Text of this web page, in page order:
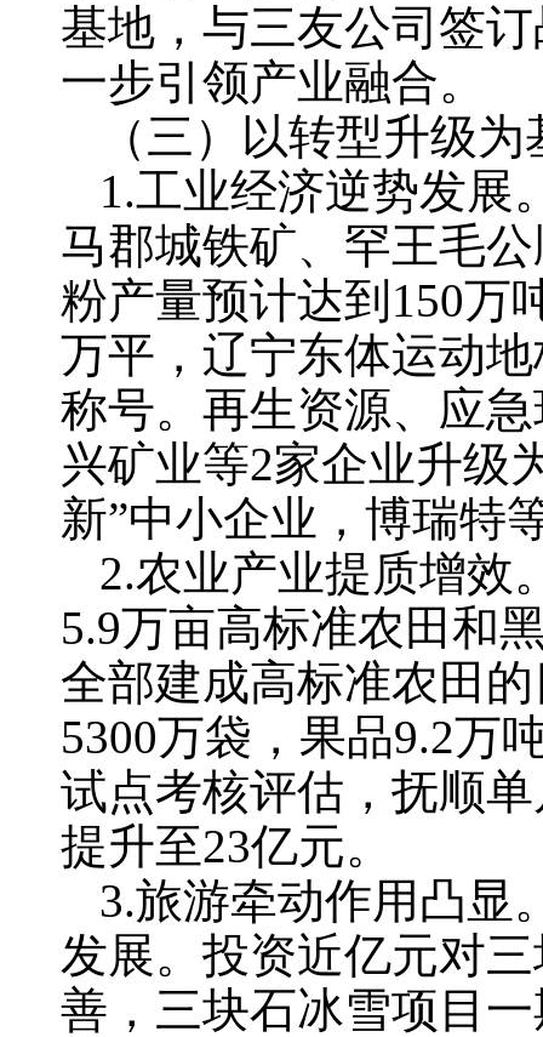
基地，与三友公司签
一步引领产业融合。
（三）以转型升级
1.工业经济逆势发展
马郡城铁矿、罕王毛
粉产量预计达到150万
万平，辽宁东体运动
称号。再生资源、应
兴矿业等2家企业升级
新”中小企业，博瑞特
2.农业产业提质增效
5.9万亩高标准农田和
全部建成高标准农田
5300万袋，果品9.2万
试点考核评估，抚顺
提升至23亿元。
3.旅游牵动作用凸显
发展。投资近亿元对
善，三块石冰雪项目